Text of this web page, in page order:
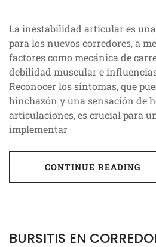
La inestabilidad articular es
para los nuevos corredores, a
factores como mecánica de
debilidad muscular e
Reconocer los síntomas, que
hinchazón y una sensación de
articulaciones, es crucial para
implementar
CONTINUE READING
BURSITIS EN